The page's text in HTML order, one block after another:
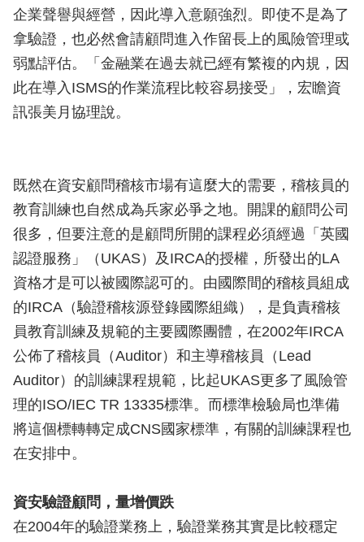
企業聲譽與經營，因此導入意願強烈。即使不是為了
拿驗證，也必然會請顧問進入作留長上的風險管理或
弱點評估。「金融業在過去就已經有繁複的內規，因
此在導入ISMS的作業流程比較容易接受」，宏瞻資
訊張美月協理說。
既然在資安顧問稽核市場有這麼大的需要，稽核員的
教育訓練也自然成為兵家必爭之地。開課的顧問公司
很多，但要注意的是顧問所開的課程必須經過「英國
認證服務」（UKAS）及IRCA的授權，所發出的LA
資格才是可以被國際認可的。由國際間的稽核員組成
的IRCA（驗證稽核源登錄國際組織），是負責稽核
員教育訓練及規範的主要國際團體，在2002年IRCA
公佈了稽核員（Auditor）和主導稽核員（Lead
Auditor）的訓練課程規範，比起UKAS更多了風險管
理的ISO/IEC TR 13335標準。而標準檢驗局也準備
將這個標轉轉定成CNS國家標準，有關的訓練課程也
在安排中。
資安驗證顧問，量增價跌
在2004年的驗證業務上，驗證業務其實是比較穩定